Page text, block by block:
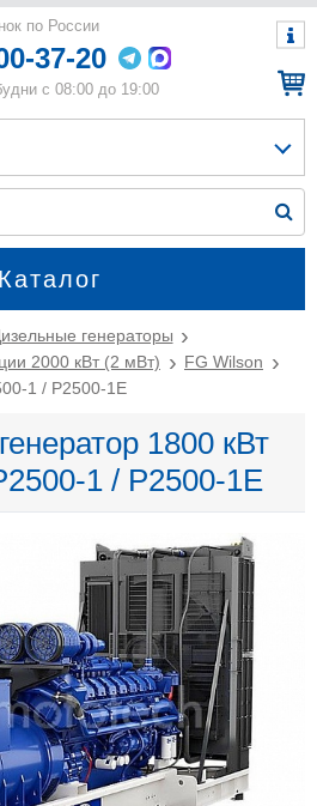
по России
37-20
с 08:00 до 19:00
Каталог
генераторы
2000 кВт (2 мВт)
FG Wilson
1 / P2500-1E
1800 кВт
1 / P2500-1E